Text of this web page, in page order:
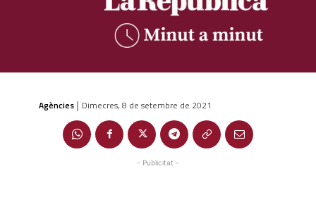
Agències | Dimecres, 8 de setembre de 2021
- Publicitat -